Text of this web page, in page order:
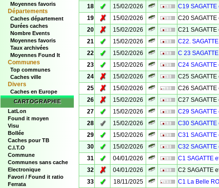
Moyennes favoris
Départements
Caches département
Durées caches
Nombre Events
Moyennes favoris
Taux archivées
Moyennes Found It
Communes
Top communes
Caches ville
Divers
Caches en Europe
CARTOGRAPHIE
LatLon
Found it moyen
Visu
Bollée
Caches pour TB
C.I.T.O
Commune
Communes sans cache
Electronique
Favori / Found it ratio
Ferrata
18
✓ 15/02/2026
C19 SAGATTE
19
✗ 15/02/2026
C20 SAGATTE
20
✗ 15/02/2026
C21 SAGATTE
21
✓ 15/02/2026
C22.
22
✓ 15/02/2026
C 23
23
✓ 15/02/2026
C24 SAGATTE
24
✗ 15/02/2026
C25 SAGATTE
25
✗ 15/02/2026
C26 SAGATTE
26
✗ 15/02/2026
C27 SAGATTE
27
✓ 15/02/2026
C29 SAGATTE
28
✓ 15/02/2026
C30 SAGATTE
29
✓ 15/02/2026
C31 SAGATTE
30
✓ 15/02/2026
C32 SAGATTE
31
✓ 04/01/2026
C1 SAGATTE
32
✗ 04/01/2026
C2 SAGATTE
33
✓ 18/11/2025
C1 La Belle